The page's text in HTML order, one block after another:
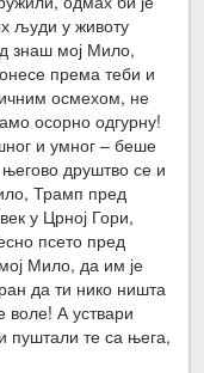
људи у животу
знаш мој Мило,
према теби и
осмехом, не
осорно одгурну!
и умног – беше
друштво се и
Трамп пред
у Црној Гори,
псето пред
Мило, да им је
да ти нико ништа
А уствари
пуштали те са њега,